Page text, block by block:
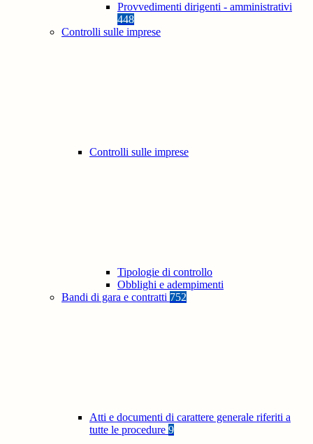
Provvedimenti dirigenti - amministrativi
448
Controlli sulle imprese
Controlli sulle imprese
Tipologie di controllo
Obblighi e adempimenti
Bandi di gara e contratti 752
Atti e documenti di carattere generale riferiti a
tutte le procedure 9